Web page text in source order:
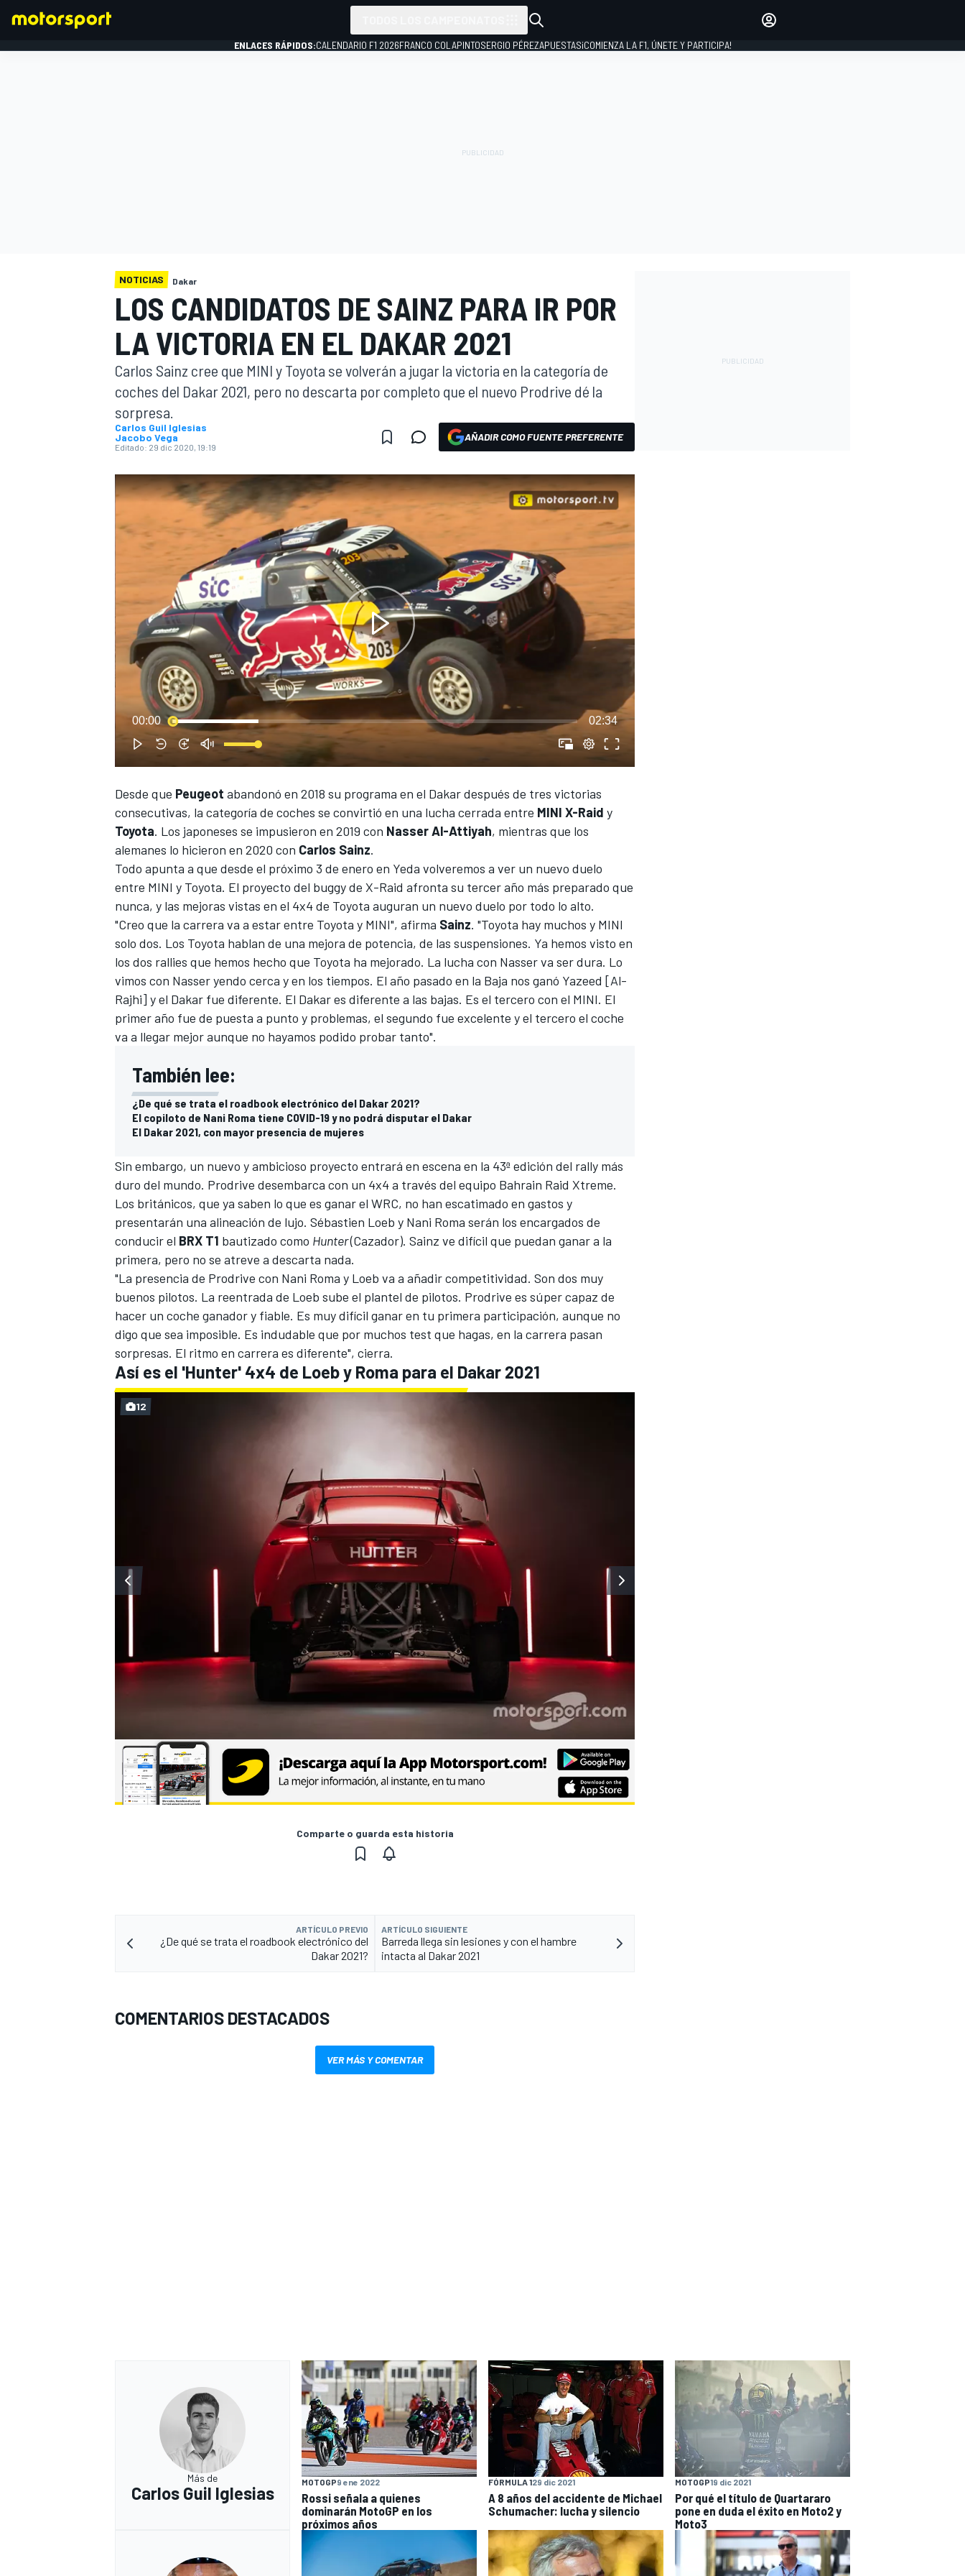
INDYCAR
FÓRMULA E
WRC
INICIAR SESIÓN
ENLACES RÁPIDOS:CALENDARIO F1 2026FRANCO COLAPINTOSERGIO PÉREZAPUESTAS¡COMIENZA LA F1, ÚNETE Y PARTICIPA!
NOTICIAS Dakar
LOS CANDIDATOS DE SAINZ PARA IR POR
LA VICTORIA EN EL DAKAR 2021
Carlos Sainz cree que MINI y Toyota se volverán a jugar la victoria en la categoría de
coches del Dakar 2021, pero no descarta por completo que el nuevo Prodrive dé la
sorpresa.
Carlos Guil Iglesias
Jacobo Vega
Editado: 29 dic 2020, 19:19
AÑADIR COMO FUENTE PREFERENTE
00:00 02:34
Desde que Peugeot abandonó en 2018 su programa en el Dakardespués de tres victorias
consecutivas, la categoría de coches se convirtió en una lucha cerrada entre MINI X-Raid y
Toyota. Los japoneses se impusieron en 2019 con Nasser Al-Attiyah, mientras que los
alemanes lo hicieron en 2020 con Carlos Sainz.
Todo apunta a que desde el próximo 3 de enero en Yeda volveremos a ver un nuevo duelo
entre MINI y Toyota. El proyecto del buggy de X-Raid afronta su tercer año más preparado que
nunca, y las mejoras vistas en el 4x4 de Toyota auguran un nuevo duelo por todo lo alto.
"Creo que la carrera va a estar entre Toyota y MINI", afirma Sainz. "Toyota hay muchos y MINI
solo dos. Los Toyota hablan de una mejora de potencia, de las suspensiones. Ya hemos visto en
los dos rallies que hemos hecho que Toyota ha mejorado. La lucha con Nasser va ser dura. Lo
vimos con Nasser yendo cerca y en los tiempos. El año pasado en la Baja nos ganó Yazeed [Al-
Rajhi] y el Dakar fue diferente. El Dakar es diferente a las bajas. Es el tercero con el MINI. El
primer año fue de puesta a punto y problemas, el segundo fue excelente y el tercero el coche
va a llegar mejor aunque no hayamos podido probar tanto".
También lee:
¿De qué se trata el roadbook electrónico del Dakar 2021?
El copiloto de Nani Roma tiene COVID-19 y no podrá disputar el Dakar
El Dakar 2021, con mayor presencia de mujeres
Sin embargo, un nuevo y ambicioso proyecto entrará en escena en la 43ª edición del rally más
duro del mundo. Prodrive desembarca con un 4x4 a través del equipo Bahrain Raid Xtreme.
Los británicos, que ya saben lo que es ganar el WRC, no han escatimado en gastos y
presentarán una alineación de lujo. Sébastien Loeb y Nani Roma serán los encargados de
conducir el BRX T1 bautizado como Hunter(Cazador). Sainz ve difícil que puedan ganar a la
primera, pero no se atreve a descarta nada.
"La presencia de Prodrive con Nani Roma y Loeb va a añadir competitividad. Son dos muy
buenos pilotos. La reentrada de Loeb sube el plantel de pilotos. Prodrive es súper capaz de
hacer un coche ganador y fiable. Es muy difícil ganar en tu primera participación, aunque no
digo que sea imposible. Es indudable que por muchos test que hagas, en la carrera pasan
sorpresas. El ritmo en carrera es diferente", cierra.
Así es el 'Hunter' 4x4 de Loeb y Roma para el Dakar 2021
12
Comparte o guarda esta historia
ARTÍCULO PREVIO
¿De qué se trata el roadbook electrónico del
Dakar 2021?
ARTÍCULO SIGUIENTE
Barreda llega sin lesiones y con el hambre
intacta al Dakar 2021
COMENTARIOS DESTACADOS
VER MÁS Y COMENTAR
Más de
Carlos Guil Iglesias
MOTOGP9 ene 2022
Rossi señala a quienes
dominarán MotoGP en los
próximos años
FÓRMULA 129 dic 2021
A 8 años del accidente de Michael
Schumacher: lucha y silencio
MOTOGP19 dic 2021
Por qué el título de Quartararo
pone en duda el éxito en Moto2 y
Moto3